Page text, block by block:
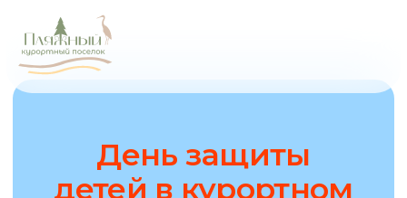
посёлке
«Пляжный»